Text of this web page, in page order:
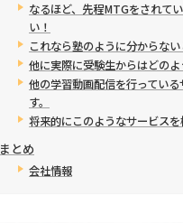
なるほど、先程MTGをされて
い！
これなら塾のように分からな
他に実際に受験生からはどの
他の学習動画配信を行ってい
す。
将来的にこのようなサービス
まとめ
会社情報